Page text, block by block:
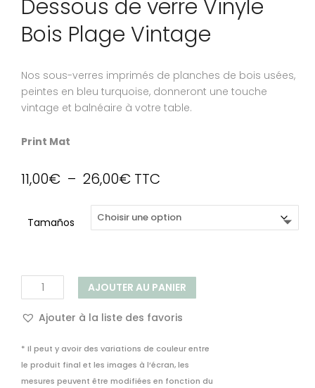
Dessous de verre Vinyle
Bois Plage Vintage
Nos sous-verres imprimés de planches de bois usées,
peintes en bleu turquoise, donneront une touche
vintage et balnéaire à votre table.
Print Mat
11,00€ – 26,00€Plage
prix :
11,00€
TTC
Tamaños
quantité
de
Dessous
verre
Vinyle
Bois
AJOUTER AU PANIER
Ajouter à la liste des favoris
* Il peut y avoir des variations de couleur entre
le produit final et les images à l’écran, les
mesures peuvent être modifiées en fonction du